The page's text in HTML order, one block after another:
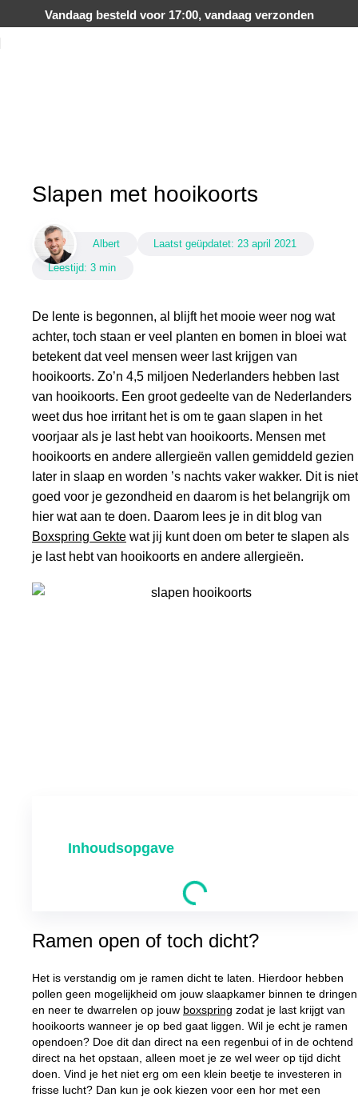
Vandaag besteld voor 17:00, vandaag verzonden
Slapen met hooikoorts
Albert Laatst geüpdatet: 23 april 2021
Leestijd: 3 min
De lente is begonnen, al blijft het mooie weer nog wat
achter, toch staan er veel planten en bomen in bloei wat
betekent dat veel mensen weer last krijgen van
hooikoorts. Zo’n 4,5 miljoen Nederlanders hebben last
van hooikoorts. Een groot gedeelte van de Nederlanders
weet dus hoe irritant het is om te gaan slapen in het
voorjaar als je last hebt van hooikoorts. Mensen met
hooikoorts en andere allergieën vallen gemiddeld gezien
later in slaap en worden ’s nachts vaker wakker. Dit is niet
goed voor je gezondheid en daarom is het belangrijk om
hier wat aan te doen. Daarom lees je in dit blog van
Boxspring Gekte wat jij kunt doen om beter te slapen als
je last hebt van hooikoorts en andere allergieën.
Inhoudsopgave
Ramen open of toch dicht?
Het is verstandig om je ramen dicht te laten. Hierdoor hebben
pollen geen mogelijkheid om jouw slaapkamer binnen te dringen
en neer te dwarrelen op jouw boxspring zodat je last krijgt van
hooikoorts wanneer je op bed gaat liggen. Wil je echt je ramen
opendoen? Doe dit dan direct na een regenbui of in de ochtend
direct na het opstaan, alleen moet je ze wel weer op tijd dicht
doen. Vind je het niet erg om een klein beetje te investeren in
frisse lucht? Dan kun je ook kiezen voor een hor met een